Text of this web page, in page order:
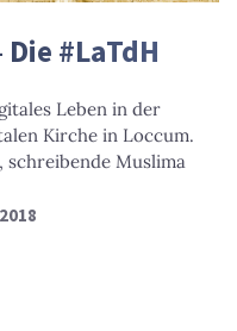
#LaTdH
Leben in der
Kirche in Loccum.
Muslima